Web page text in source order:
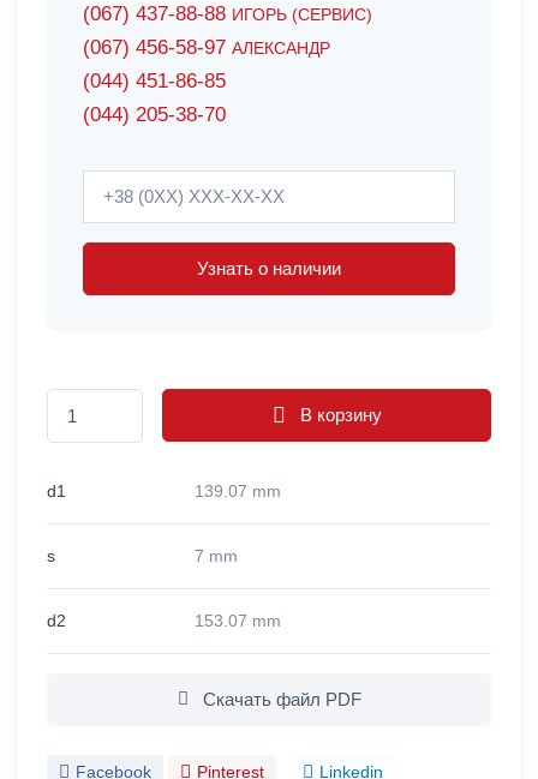
(067) 437-88-88 ИГОРЬ (СЕРВИС)
(067) 456-58-97 АЛЕКСАНДР
(044) 451-86-85
(044) 205-38-70
Узнать о наличии
В корзину
d1 139.07 mm
s 7 mm
d2 153.07 mm
Скачать файл PDF
Facebook Pinterest Linkedin